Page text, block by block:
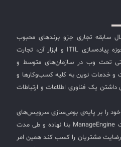
مدانت با بیش از 10 سال سابقه تجاری جزو برندهای محبوب
فناوری اطلاعات و ارتباطات در حوزه پیاده‌سازی ITIL و ابزار آن، تجارت
تحت وب در سازمان‌های متوسط و
و خدمات نوین به کلیه کسب‌وکارها و
یک فناوری اطلاعات و ارتباطات
را بر پایه‌ی بومی‌سازی سرویس‌های
نوین تحت وب، به ویژه محصولات ManageEngine بنا نهاده و طی مدت
رضایت مشتریان را کسب کند همین امر